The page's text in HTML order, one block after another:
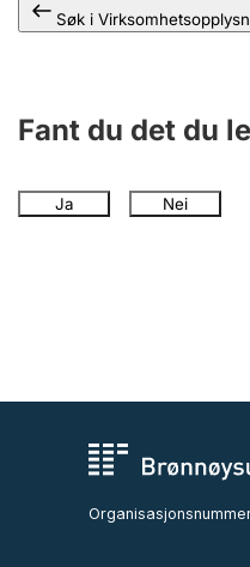
Søk i
Fant du det du
Ja Nei